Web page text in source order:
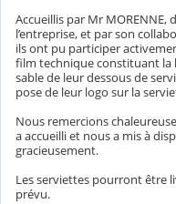
Accueillis par Mr MORENNE,
l’entreprise, et par son
ils ont pu participer
film technique constituant la
sable de leur dessous de
pose de leur logo sur la
Nous remercions
a accueilli et nous a mis à
gracieusement.
Les serviettes pourront être
prévu.